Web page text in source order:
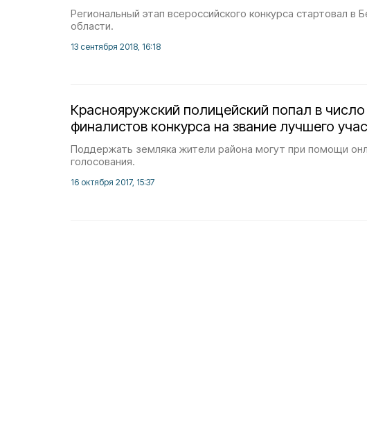
Региональный этап всероссийского конкурса стартовал в
области.
13 сентября 2018, 16:18
Краснояружский полицейский попал в число
финалистов конкурса на звание лучшего
Поддержать земляка жители района могут при помощи
голосования.
16 октября 2017, 15:37